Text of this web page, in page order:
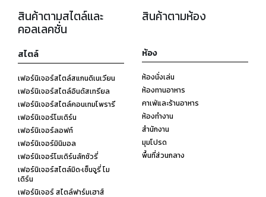
สินค้าตามสไตล์และ
คอลเลคชั่น
สไตล์
เฟอร์นิเจอร์สไตล์สแกนดิเนเวียน
เฟอร์นิเจอร์สไตล์อินดัสเทรียล
เฟอร์นิเจอร์สไตล์คอนเทมโพรารี
เฟอร์นิเจอร์โมเดิร์น
เฟอร์นิเจอร์ลอฟท์
เฟอร์นิเจอร์มินิมอล
เฟอร์นิเจอร์โมเดิร์นลักชัวรี่
เฟอร์นิเจอร์สไตล์มิด-เซ็นจูรี่ โม
เดิร์น
เฟอร์นิเจอร์ สไตล์ฟาร์มเฮาส์
สินค้าตามห้อง
ห้อง
ห้องนั่งเล่น
ห้องทานอาหาร
คาเฟ่และร้านอาหาร
ห้องทำงาน
สำนักงาน
มุมโปรด
พื้นที่ส่วนกลาง